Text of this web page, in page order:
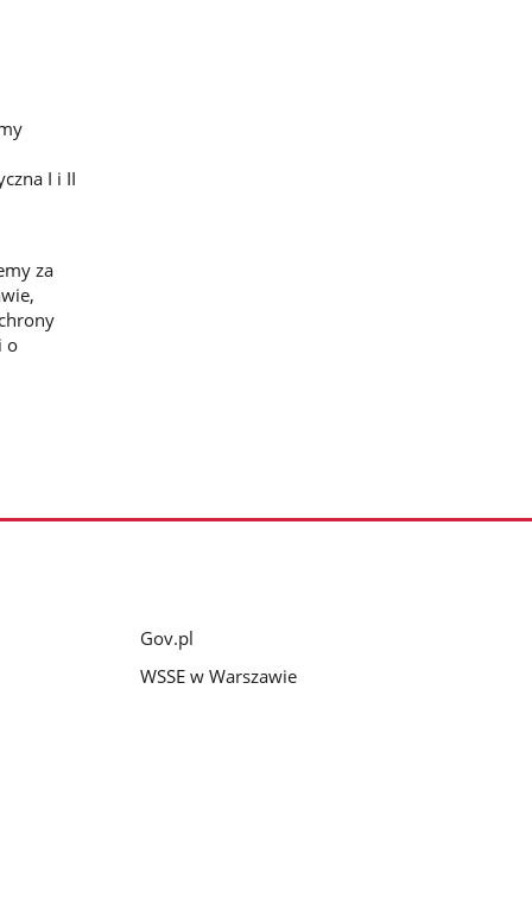
I i II
za
o
Gov.pl
WSSE w Warszawie